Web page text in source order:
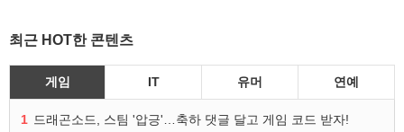
최근 HOT한 콘텐츠
게임 IT 유머 연예
1 드래곤소드, 스팀 '압긍'…축하 댓글 달고 게임 코드 받자!